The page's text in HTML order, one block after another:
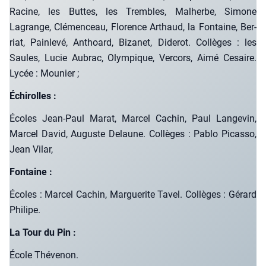
Racine, les Buttes, les Trembles, Mal­herbe, Simone
Lagrange, Clé­men­ceau, Flo­rence Arthaud, la Fon­taine, Ber­
riat, Pain­le­vé, Anthoard, Biza­net, Dide­rot. Col­lèges : les
Saules, Lucie Aubrac, Olym­pique, Ver­cors, Aimé Cesaire.
Lycée : Mou­nier ;
Échi­rolles :
Écoles Jean-Paul Marat, Mar­cel Cachin, Paul Lan­ge­vin,
Mar­cel David, Auguste Delaune. Col­lèges : Pablo Picas­so,
Jean Vilar,
Fon­taine :
Écoles : Mar­cel Cachin, Mar­gue­rite Tavel. Col­lèges : Gérard
Phi­lipe.
La Tour du Pin :
École Thé­ve­non.